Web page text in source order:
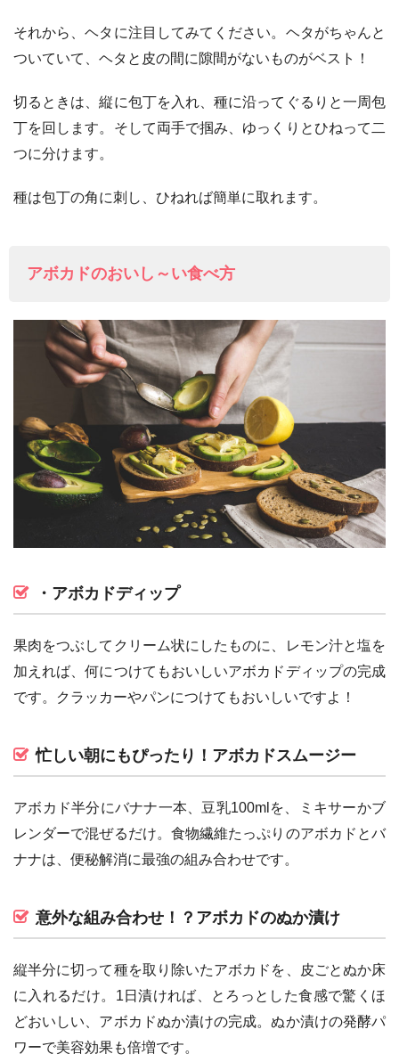
それから、ヘタに注目してみてください。ヘタがちゃんと
ついていて、ヘタと皮の間に隙間がないものがベスト！
切るときは、縦に包丁を入れ、種に沿ってぐるりと一周包
丁を回します。そして両手で掴み、ゆっくりとひねって二
つに分けます。
種は包丁の角に刺し、ひねれば簡単に取れます。
アボカドのおいし～い食べ方
・アボカドディップ
果肉をつぶしてクリーム状にしたものに、レモン汁と塩を
加えれば、何につけてもおいしいアボカドディップの完成
です。クラッカーやパンにつけてもおいしいですよ！
忙しい朝にもぴったり！アボカドスムージー
アボカド半分にバナナ一本、豆乳100mlを、ミキサーかブ
レンダーで混ぜるだけ。食物繊維たっぷりのアボカドとバ
ナナは、便秘解消に最強の組み合わせです。
意外な組み合わせ！？アボカドのぬか漬け
縦半分に切って種を取り除いたアボカドを、皮ごとぬか床
に入れるだけ。1日漬ければ、とろっとした食感で驚くほ
どおいしい、アボカドぬか漬けの完成。ぬか漬けの発酵パ
ワーで美容効果も倍増です。